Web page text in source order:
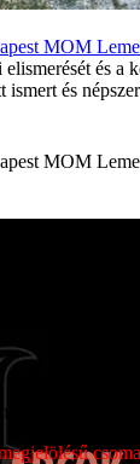
MOM
és a
ismert és
MOM